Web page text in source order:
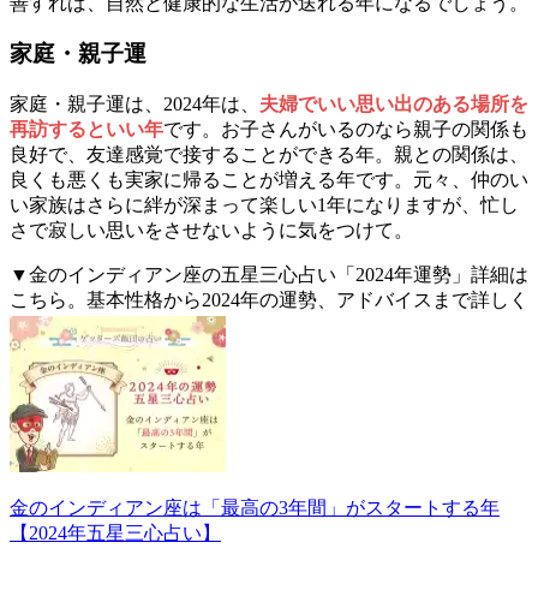
家庭・親子運
家庭・親子運は、2024年は、 夫婦でいい思い出のある場所を
再訪するといい年です。お子さんがいるのなら親子の関係も
良好で、友達感覚で接することができる年。親との関係は、
良くも悪くも実家に帰ることが増える年です。元々、仲のい
い家族はさらに絆が深まって楽しい1年になりますが、忙し
さで寂しい思いをさせないように気をつけて。
▼金のインディアン座の五星三心占い「2024年運勢」詳細は
こちら。基本性格から2024年の運勢、アドバイスまで詳しく
お伝えします。
金のインディアン座は「最高の3年間」がスタートする年
【2024年五星三心占い】